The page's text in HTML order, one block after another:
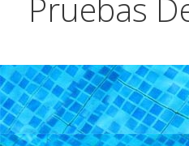
Pruebas